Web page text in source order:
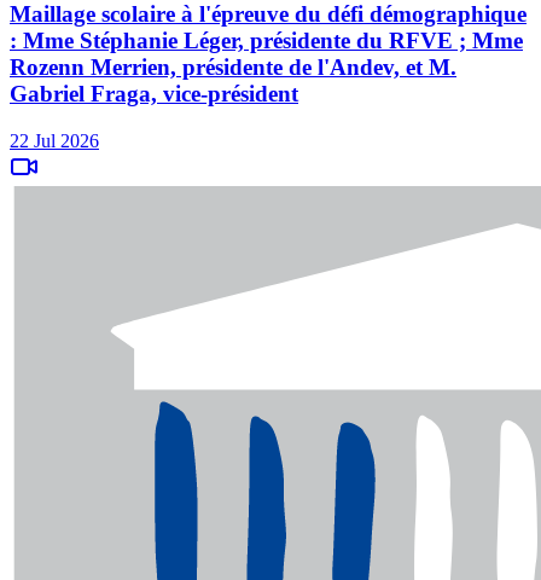
Maillage scolaire à l'épreuve du défi démographique
: Mme Stéphanie Léger, présidente du RFVE ; Mme
Rozenn Merrien, présidente de l'Andev, et M.
Gabriel Fraga, vice-président
22 Jul 2026